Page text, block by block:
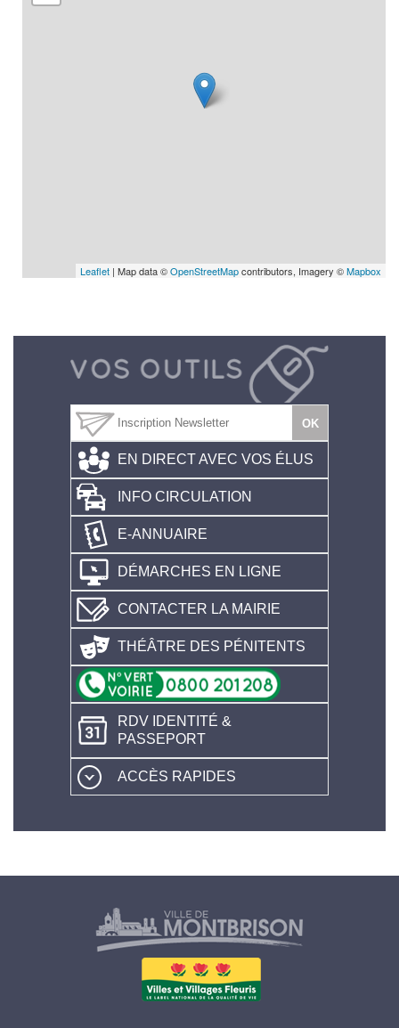
Leaflet | Map data ©OpenStreetMapcontributors, Imagery ©Mapbox
EN DIRECT AVEC VOS ÉLUS
INFO CIRCULATION
E-ANNUAIRE
DÉMARCHES EN LIGNE
CONTACTER LA MAIRIE
THÉÂTRE DES PÉNITENTS
RDV IDENTITÉ &
PASSEPORT
ACCÈS RAPIDES